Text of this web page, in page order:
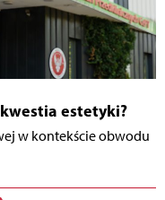
estetyki?
w kontekście obwodu